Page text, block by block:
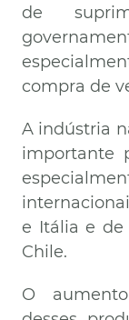
de
compra de
A indústria
importante
e Itália e de
Chile.
O